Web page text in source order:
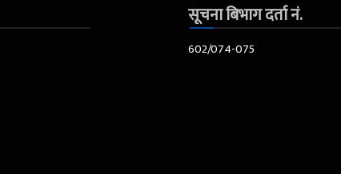
सूचना बिभाग दर्ता नं.
602/074-075